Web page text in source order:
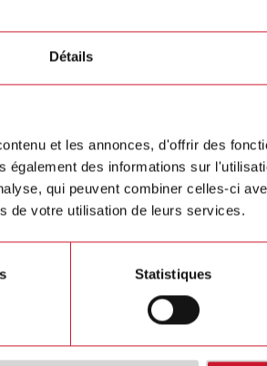
Détails
et les annonces, d'offrir des
des informations sur
qui peuvent combiner celles-ci
de votre utilisation de leurs services.
Statistiques
Dans
milliers
soit du
soient
doivent